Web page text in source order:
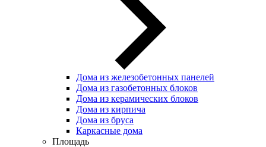
Дома из железобетонных панелей
Дома из газобетонных блоков
Дома из керамических блоков
Дома из кирпича
Дома из бруса
Каркасные дома
Площадь